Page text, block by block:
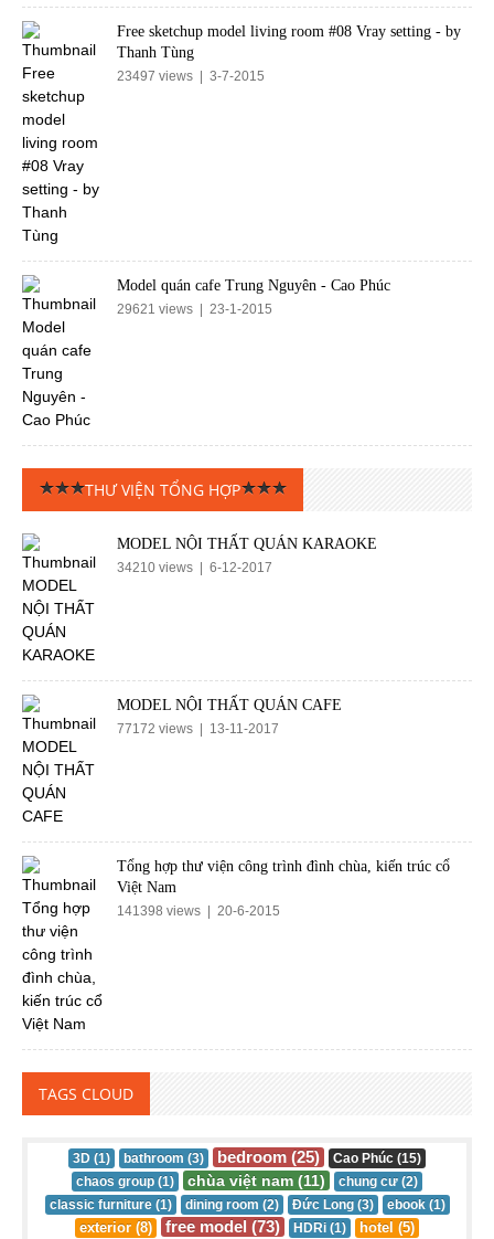
Free sketchup model living room #08 Vray setting - by
Thanh Tùng
23497 views | 3-7-2015
Model quán cafe Trung Nguyên - Cao Phúc
29621 views | 23-1-2015
THƯ VIỆN TỔNG HỢP
MODEL NỘI THẤT QUÁN KARAOKE
34210 views | 6-12-2017
MODEL NỘI THẤT QUÁN CAFE
77172 views | 13-11-2017
Tổng hợp thư viện công trình đình chùa, kiến trúc cổ
Việt Nam
141398 views | 20-6-2015
TAGS CLOUD
3D (1) bathroom (3) bedroom (25)
Cao Phúc (15)
chaos group (1)
chùa việt nam (11)
chung cư (2)
classic furniture (1)
dining room (2) Đức Long (3) ebook (1)
exterior (8) free model (73) HDRi (1) hotel (5)